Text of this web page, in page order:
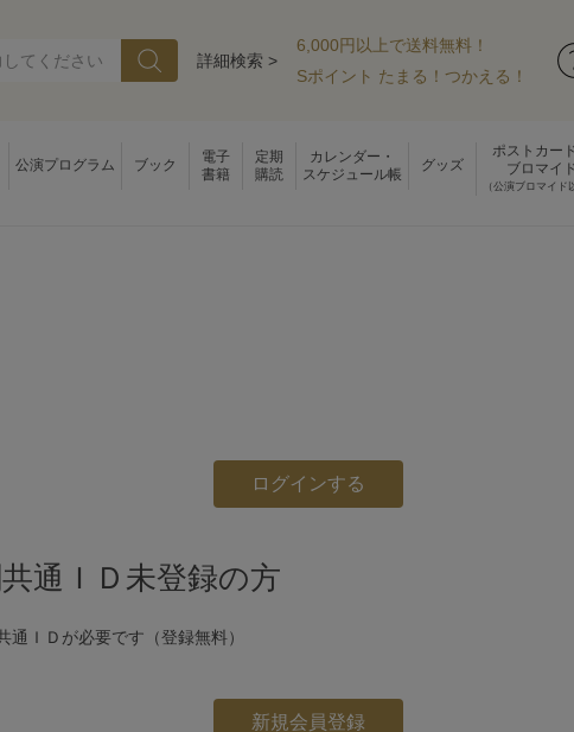
詳細検索 >
6,000円以上で送料無料！
Sポイント たまる！つかえる！
公演プログラム ブック
電子
書籍
定期
購読
カレンダー・
スケジュール帳
グッズ
ポストカー
ブロマイド
（公演ブロマイド
通ＩＤ未登録の方
ＩＤが必要です（登録無料）